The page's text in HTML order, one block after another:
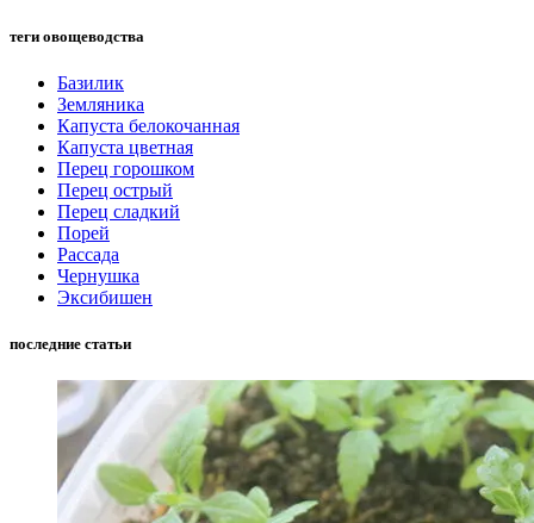
теги овощеводства
Базилик
Земляника
Капуста белокочанная
Капуста цветная
Перец горошком
Перец острый
Перец сладкий
Порей
Рассада
Чернушка
Эксибишен
последние статьи